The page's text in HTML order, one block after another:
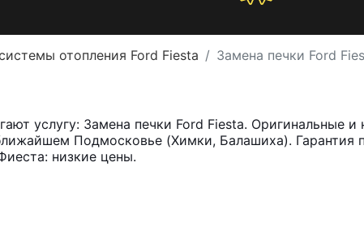
отопления Ford Fiesta Замена печки Ford
услугу: Замена печки Ford Fiesta. Оригинальные и
Подмосковье (Химки, Балашиха). Гарантия
низкие цены.